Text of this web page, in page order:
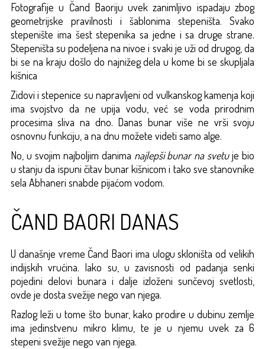
Fotografije u Čand Baoriju uvek zanimljivo ispadaju zbog
geometrijske pravilnosti i šablonima stepeništa. Svako
stepenište ima šest stepenika sa jedne i sa druge strane.
Stepeništa su podeljena na nivoe i svaki je uži od drugog, da
bi se na kraju došlo do najnižeg dela u kome bi se skupljala
kišnica
Zidovi i stepenice su napravljeni od vulkanskog kamenja koji
ima svojstvo da ne upija vodu, već se voda prirodnim
procesima sliva na dno. Danas bunar više ne vrši svoju
osnovnu funkciju, a na dnu možete videti samo alge.
No, u svojim najboljim danima najlepši bunar na svetuje bio
u stanju da ispuni čitav bunar kišnicom i tako sve stanovnike
sela Abhaneri snabde pijaćom vodom.
ČAND BAORI DANAS
U današnje vreme Čand Baori ima ulogu skloništa od velikih
indijskih vrućina. Iako su, u zavisnosti od padanja senki
pojedini delovi bunara i dalje izloženi sunčevoj svetlosti,
ovde je dosta svežije nego van njega.
Razlog leži u tome što bunar, kako prodire u dubinu zemlje
ima jedinstvenu mikro klimu, te je u njemu uvek za 6
stepeni svežije nego van njega.